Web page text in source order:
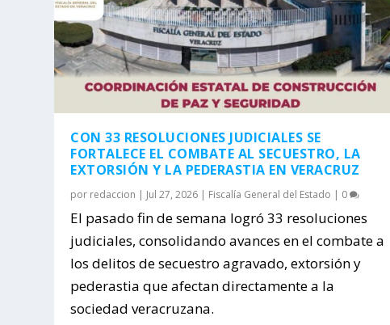
CON 33 RESOLUCIONES JUDICIALES SE
FORTALECE EL COMBATE AL SECUESTRO, LA
EXTORSIÓN Y LA PEDERASTIA EN VERACRUZ
por redaccion Jul 27, 2026 Fiscalía General del Estado 0
El pasado fin de semana logró 33 resoluciones
judiciales, consolidando avances en el combate a
los delitos de secuestro agravado, extorsión y
pederastia que afectan directamente a la
sociedad veracruzana.